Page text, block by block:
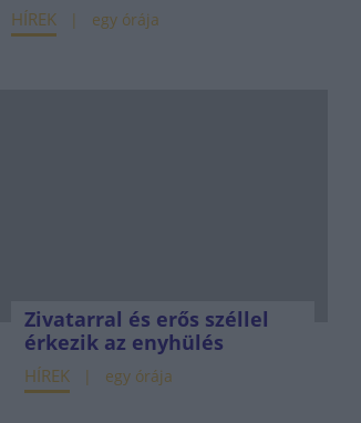
HÍREK egy órája
Zivatarral és erős széllel
érkezik az enyhülés
HÍREK egy órája